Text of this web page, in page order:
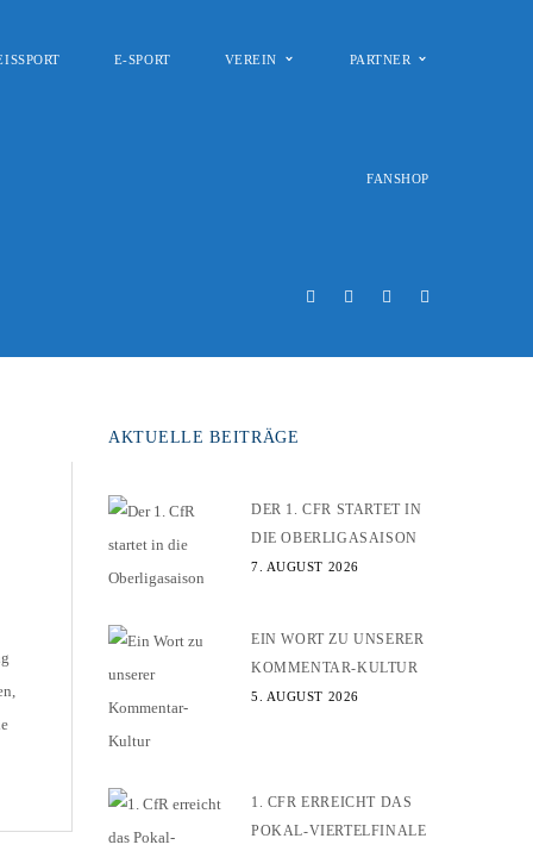
E-SPORT VEREIN PARTNER
FANSHOP
AKTUELLE BEITRÄGE
DER 1. CFR STARTET IN
DIE OBERLIGASAISON
7. AUGUST 2026
EIN WORT ZU UNSERER
KOMMENTAR-KULTUR
5. AUGUST 2026
1. CFR ERREICHT DAS
POKAL-VIERTELFINALE